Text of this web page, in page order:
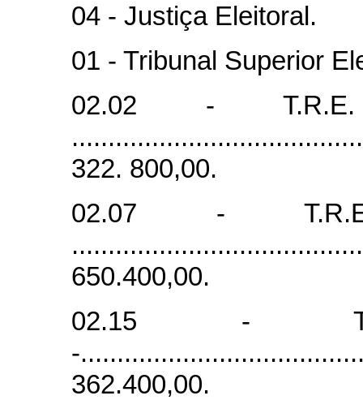
04 - Justiça Eleitoral.
01 - Tribunal Superior
02.02 -
322. 800,00.
02.07 -
650.400,00.
02.15 -
-
362.400,00.